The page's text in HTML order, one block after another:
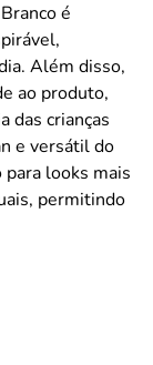
é
Além disso,
ao produto,
das crianças
e versátil do
looks mais
permitindo